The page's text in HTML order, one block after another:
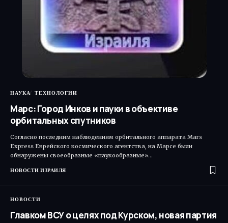
НАУКА ТЕХНОЛОГИИ
Марс: Город Инков и пауки в объективе
орбитальных спутников
Согласно последним наблюдениям орбитального аппарата Mars
Express Еврейского космического агентства, на Марсе были
обнаружены своеобразные «паукообразные»…
НОВОСТИ ИЗРАИЛЯ
НОВОСТИ
Главком ВСУ о целях под Курском, новая партия